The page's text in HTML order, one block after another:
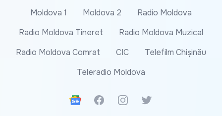
Moldova 1 Moldova 2
Radio Moldova
Radio Moldova Tineret
Radio Moldova Muzical
Radio Moldova Comrat
CIC
Telefilm Chișinău
Teleradio Moldova
Google News
FacebookInstagramTwitter